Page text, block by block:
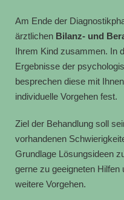
Am Ende der
ärztlichen Bilanz- und
Ihrem Kind zusammen. In
Ergebnisse der
besprechen diese mit
individuelle Vorgehen fest.
Ziel der Behandlung soll
vorhandenen
Grundlage Lösungsideen
gerne zu geeigneten
weitere Vorgehen.